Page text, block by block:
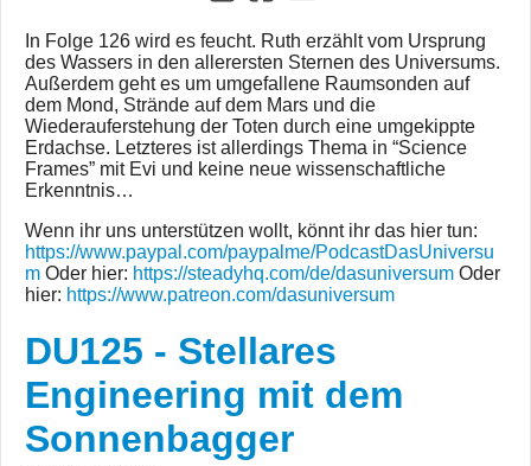
In Folge 126 wird es feucht. Ruth erzählt vom Ursprung
des Wassers in den allerersten Sternen des Universums.
Außerdem geht es um umgefallene Raumsonden auf
dem Mond, Strände auf dem Mars und die
Wiederauferstehung der Toten durch eine umgekippte
Erdachse. Letzteres ist allerdings Thema in “Science
Frames” mit Evi und keine neue wissenschaftliche
Erkenntnis…
Wenn ihr uns unterstützen wollt, könnt ihr das hier tun:
https://www.paypal.com/paypalme/PodcastDasUniversu
m Oder hier: https://steadyhq.com/de/dasuniversum Oder
hier: https://www.patreon.com/dasuniversum
DU125 - Stellares
Engineering mit dem
Sonnenbagger